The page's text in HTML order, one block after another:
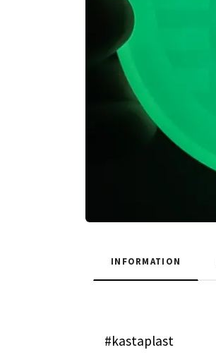
INFORMATION
#kastaplast